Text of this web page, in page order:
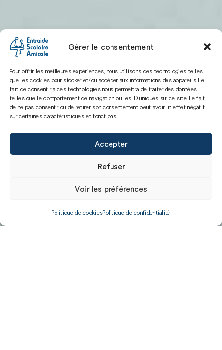
Gérer le consentement
Pour offrir les meilleures expériences, nous utilisons des technologies telles
que les cookies pour stocker et/ou accéder aux informations des appareils. Le
fait de consentir à ces technologies nous permettra de traiter des données
telles que le comportement de navigation ou les ID uniques sur ce site. Le fait
de ne pas consentir ou de retirer son consentement peut avoir un effet négatif
sur certaines caractéristiques et fonctions.
Accepter
Refuser
Voir les préférences
Politique de cookiesPolitique de confidentialité